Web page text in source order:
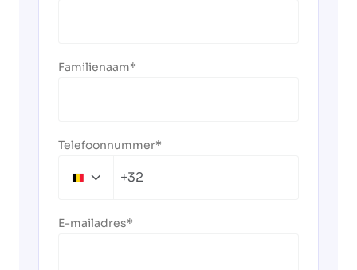
Familienaam
Telefoonnummer
Belgium+32
E-mailadres